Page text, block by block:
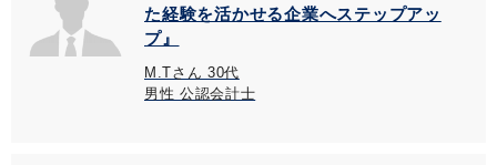
た経験を活かせる企業へステップアッ
プ』
M.Tさん 30代
男性 公認会計士